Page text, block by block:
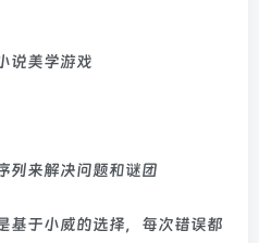
说美学游戏
列来解决问题和谜团
基于小威的选择，每次错误都